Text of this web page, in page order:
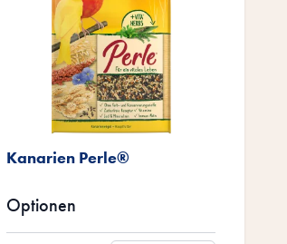
Kanarien Perle®
Optionen